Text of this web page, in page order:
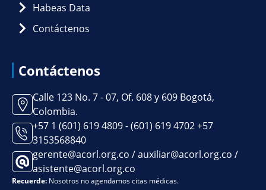
Habeas Data
Contáctenos
Contáctenos
Calle 123 No. 7 - 07, Of. 608 y 609 Bogotá,
Colombia.
+57 1 (601) 619 4809 - (601) 619 4702 +57
3153568840
gerente@acorl.org.co / auxiliar@acorl.org.co /
asistente@acorl.org.co
Recuerde: Nosotros no agendamos citas médicas.